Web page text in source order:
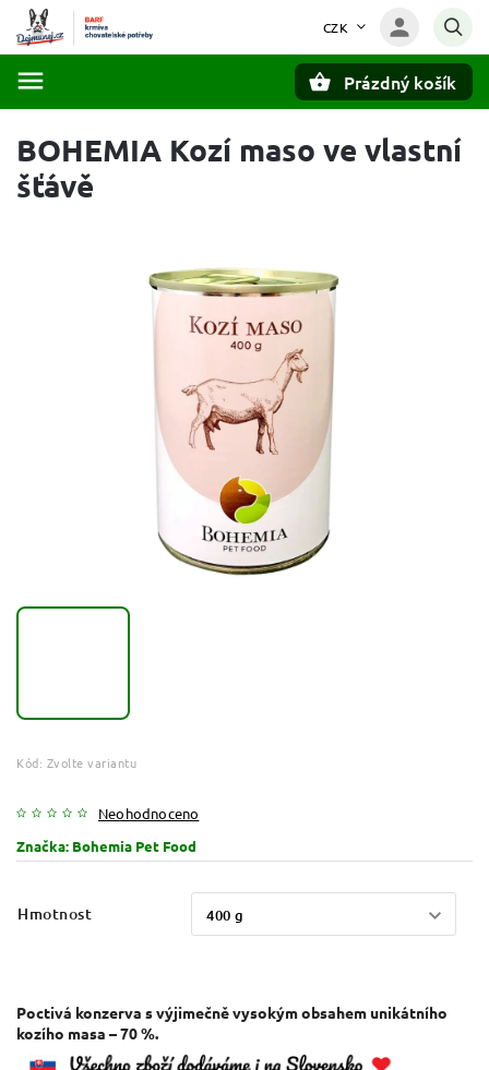
CZK
Prázdný košík
BOHEMIA Kozí maso ve vlastní
šťávě
Kód: Zvolte variantu
Neohodnoceno
Značka: Bohemia Pet Food
Hmotnost
Poctivá konzerva s výjimečně vysokým obsahem unikátního
kozího masa – 70 %.